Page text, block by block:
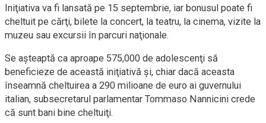
Iniţiativa va fi lansată pe 15 septembrie, iar bonusul poate fi
cheltuit pe cărţi, bilete la concert, la teatru, la cinema, vizite la
muzeu sau excursii în parcuri naţionale.
Se aşteaptă ca aproape 575,000 de adolescenţi să
beneficieze de această iniţiativă şi, chiar dacă aceasta
înseamnă cheltuirea a 290 milioane de euro ai guvernului
italian, subsecretarul parlamentar Tommaso Nannicini crede
că sunt bani bine cheltuiţi.